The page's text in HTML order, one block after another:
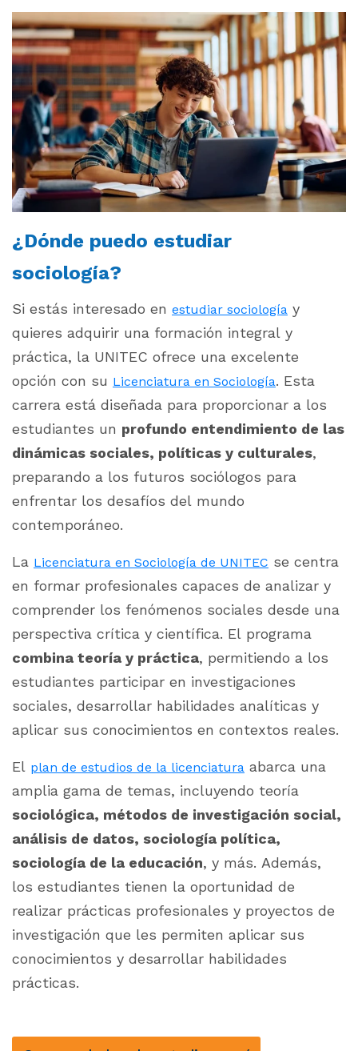
¿Dónde puedo estudiar
sociología?
Si estás interesado en estudiar sociología y
quieres adquirir una formación integral y
práctica, la UNITEC ofrece una excelente
opción con su Licenciatura en Sociología. Esta
carrera está diseñada para proporcionar a los
estudiantes un profundo entendimiento de las
dinámicas sociales, políticas y culturales,
preparando a los futuros sociólogos para
enfrentar los desafíos del mundo
contemporáneo.
La Licenciatura en Sociología de UNITEC se centra
en formar profesionales capaces de analizar y
comprender los fenómenos sociales desde una
perspectiva crítica y científica. El programa
combina teoría y práctica, permitiendo a los
estudiantes participar en investigaciones
sociales, desarrollar habilidades analíticas y
aplicar sus conocimientos en contextos reales.
El plan de estudios de la licenciatura abarca una
amplia gama de temas, incluyendo teoría
sociológica, métodos de investigación social,
análisis de datos, sociología política,
sociología de la educación, y más. Además,
los estudiantes tienen la oportunidad de
realizar prácticas profesionales y proyectos de
investigación que les permiten aplicar sus
conocimientos y desarrollar habilidades
prácticas.